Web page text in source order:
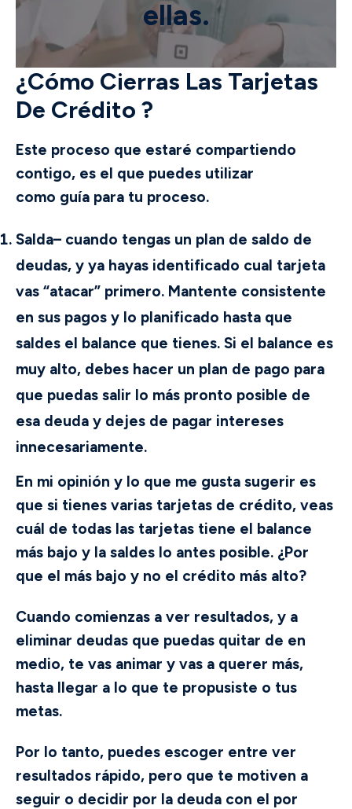
ellas.
¿Cómo Cierras Las Tarjetas
De Crédito ?
Este proceso que estaré compartiendo
contigo, es el que puedes utilizar
como guía para tu proceso.
Salda– cuando tengas un plan de saldo de
deudas, y ya hayas identificado cual tarjeta
vas “atacar” primero. Mantente consistente
en sus pagos y lo planificado hasta que
saldes el balance que tienes. Si el balance es
muy alto, debes hacer un plan de pago para
que puedas salir lo más pronto posible de
esa deuda y dejes de pagar intereses
innecesariamente.
En mi opinión y lo que me gusta sugerir es
que si tienes varias tarjetas de crédito, veas
cuál de todas las tarjetas tiene el balance
más bajo y la saldes lo antes posible. ¿Por
que el más bajo y no el crédito más alto?
Cuando comienzas a ver resultados, y a
eliminar deudas que puedas quitar de en
medio, te vas animar y vas a querer más,
hasta llegar a lo que te propusiste o tus
metas.
Por lo tanto, puedes escoger entre ver
resultados rápido, pero que te motiven a
seguir o decidir por la deuda con el por